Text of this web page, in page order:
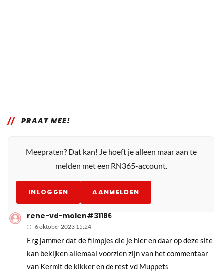
PRAAT MEE!
Meepraten? Dat kan! Je hoeft je alleen maar aan te
melden met een RN365-account.
INLOGGEN AANMELDEN
rene-vd-molen#31186
6 oktober 2023 15:24
Erg jammer dat de filmpjes die je hier en daar op deze site
kan bekijken allemaal voorzien zijn van het commentaar
van Kermit de kikker en de rest vd Muppets